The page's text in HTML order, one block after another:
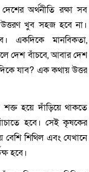
অর্থনীতি রক্ষা সব
খুব সহজ হবে না।
একদিকে মানবিকতা,
দেশ বাঁচবে, আবার দেশ
যাব? এক কথায় উত্তর
হয়ে দাঁড়িয়ে থাকতে
হবে। সেই কৃষকের
বেশি শিথিল এবং যেখানে
হবে।